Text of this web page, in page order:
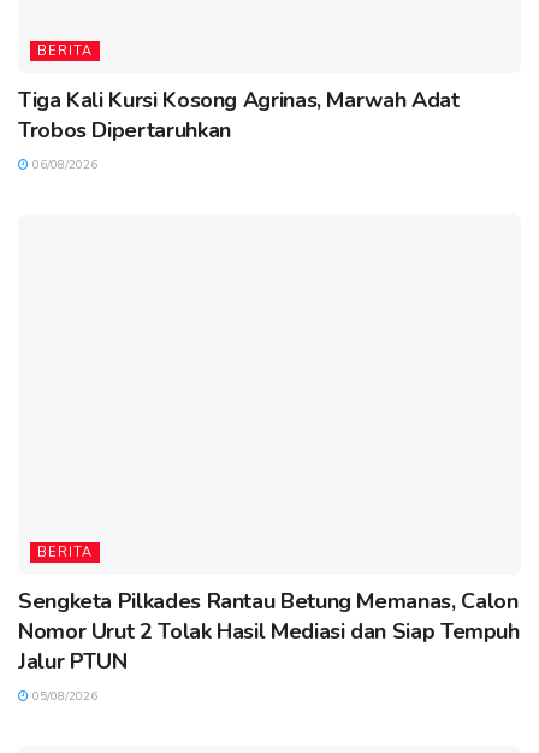
BERITA
Tiga Kali Kursi Kosong Agrinas, Marwah Adat
Trobos Dipertaruhkan
06/08/2026
BERITA
Sengketa Pilkades Rantau Betung Memanas, Calon
Nomor Urut 2 Tolak Hasil Mediasi dan Siap Tempuh
Jalur PTUN
05/08/2026